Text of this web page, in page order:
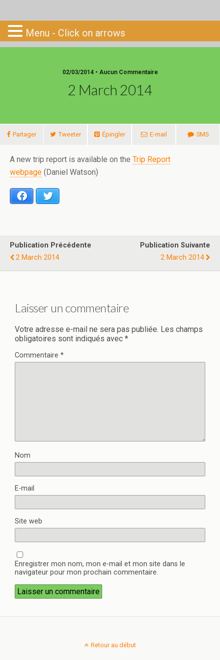
Go-South
02/03/2014 • Aucun Commentaire
2 March 2014
Partager Tweeter Épingler E-mail SMS
A new trip report is available on the Trip Report
webpage (Daniel Watson)
Facebook
Publication Précédente
2 March 2014
Publication Suivante
2 March 2014
Laisser un commentaire
Votre adresse e-mail ne sera pas publiée. Les champs
obligatoires sont indiqués avec *
Commentaire *
Nom
E-mail
Site web
Enregistrer mon nom, mon e-mail et mon site dans le
navigateur pour mon prochain commentaire.
Retour au début
Menu - Click on arrows